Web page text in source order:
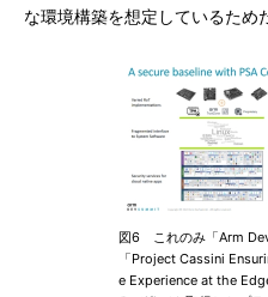
な環境構築を想定しているため
図6 これのみ「Arm
「Project Cassini
e Experience at the